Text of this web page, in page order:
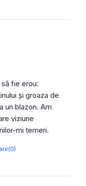
fie erou:
și groaza de
un blazon. Am
viziune
mi temeri.